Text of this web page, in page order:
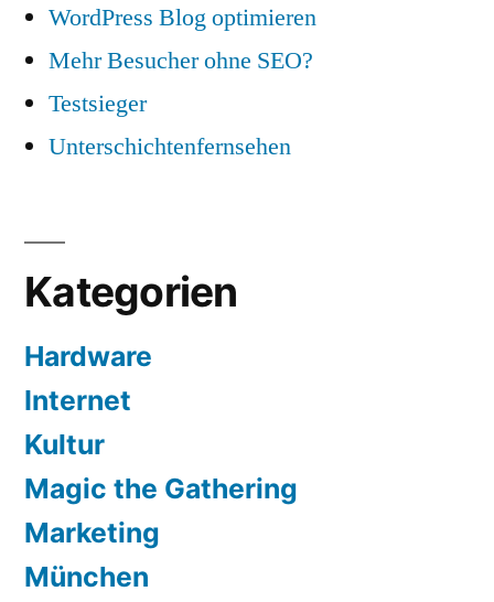
WordPress Blog optimieren
Mehr Besucher ohne SEO?
Testsieger
Unterschichtenfernsehen
Kategorien
Hardware
Internet
Kultur
Magic the Gathering
Marketing
München